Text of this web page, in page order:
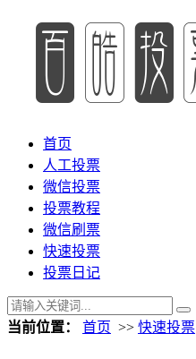
首页
人工投票
微信投票
投票教程
微信刷票
快速投票
投票日记
当前位置： 首页 >> 快速投票